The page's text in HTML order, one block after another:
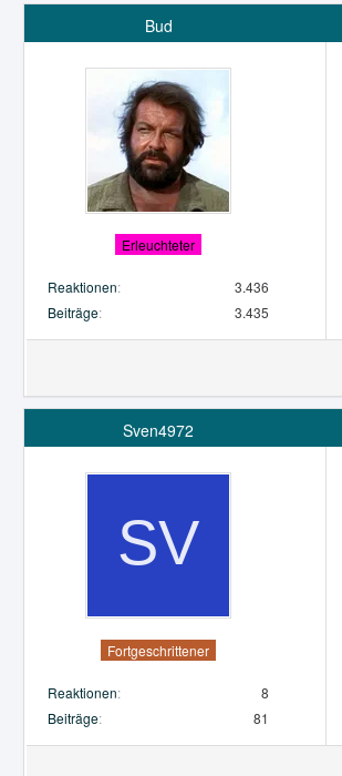
Bud
Erleuchteter
Reaktionen
3.436
Beiträge
3.435
Sven4972
Fortgeschrittener
Reaktionen
8
Beiträge
81